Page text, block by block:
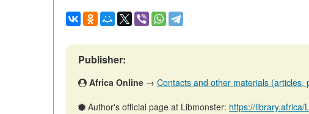
Publisher:
Africa Online → Contacts and other materials (articles,
Author's official page at Libmonster: https://library.africa/